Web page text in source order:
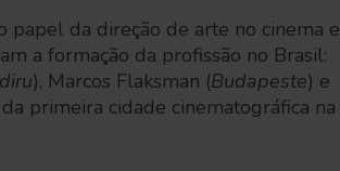
papel da direção de arte no cinema e
a formação da profissão no Brasil:
), Marcos Flaksman (Budapeste) e
primeira cidade cinematográfica na